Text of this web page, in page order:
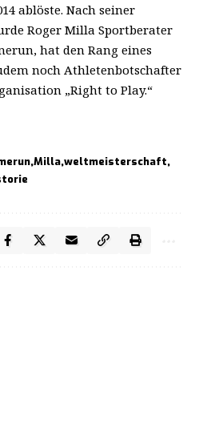
ablöste. Nach seiner
Roger Milla Sportberater
hat den Rang eines
noch Athletenbotschafter
„Right to Play.“
Milla weltmeisterschaft